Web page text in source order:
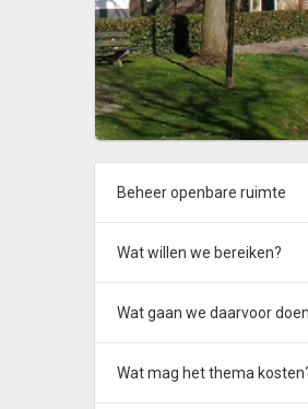
Beheer openbare ruimte
Wat willen we bereiken?
Wat gaan we daarvoor
Wat mag het thema